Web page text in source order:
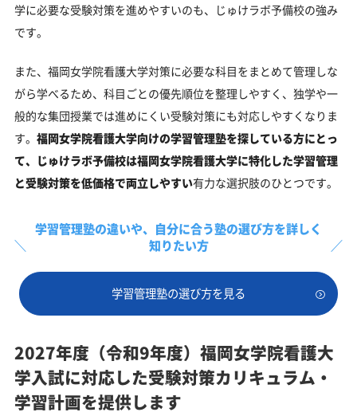
学に必要な受験対策を進めやすいのも、じゅけラボ予備校の強み
です。
また、福岡女学院看護大学対策に必要な科目をまとめて管理しな
がら学べるため、科目ごとの優先順位を整理しやすく、独学や一
般的な集団授業では進めにくい受験対策にも対応しやすくなりま
す。 福岡女学院看護大学向けの学習管理塾を探している方にとっ
て、じゅけラボ予備校は福岡女学院看護大学に特化した学習管理
と受験対策を低価格で両立しやすい有力な選択肢のひとつです。
学習管理塾の違いや、 自分に合う塾の選び方を詳しく
知りたい方
学習管理塾の選び方を見る
2027年度（令和9年度）福岡女学院看護大
学入試に対応した受験対策カリキュラム・
学習計画を提供します